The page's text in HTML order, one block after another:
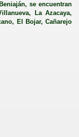
se encuentran
La Azacaya,
El Bojar, Cañarejo